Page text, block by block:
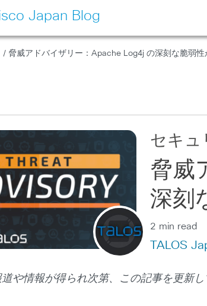
Japan Blog
/ 脅威アドバイザリー：Apache Log4j の深刻な脆弱性
セキュ
脅威
深刻
2 min read
TALOS
や情報が得られ次第、この記事を更新し